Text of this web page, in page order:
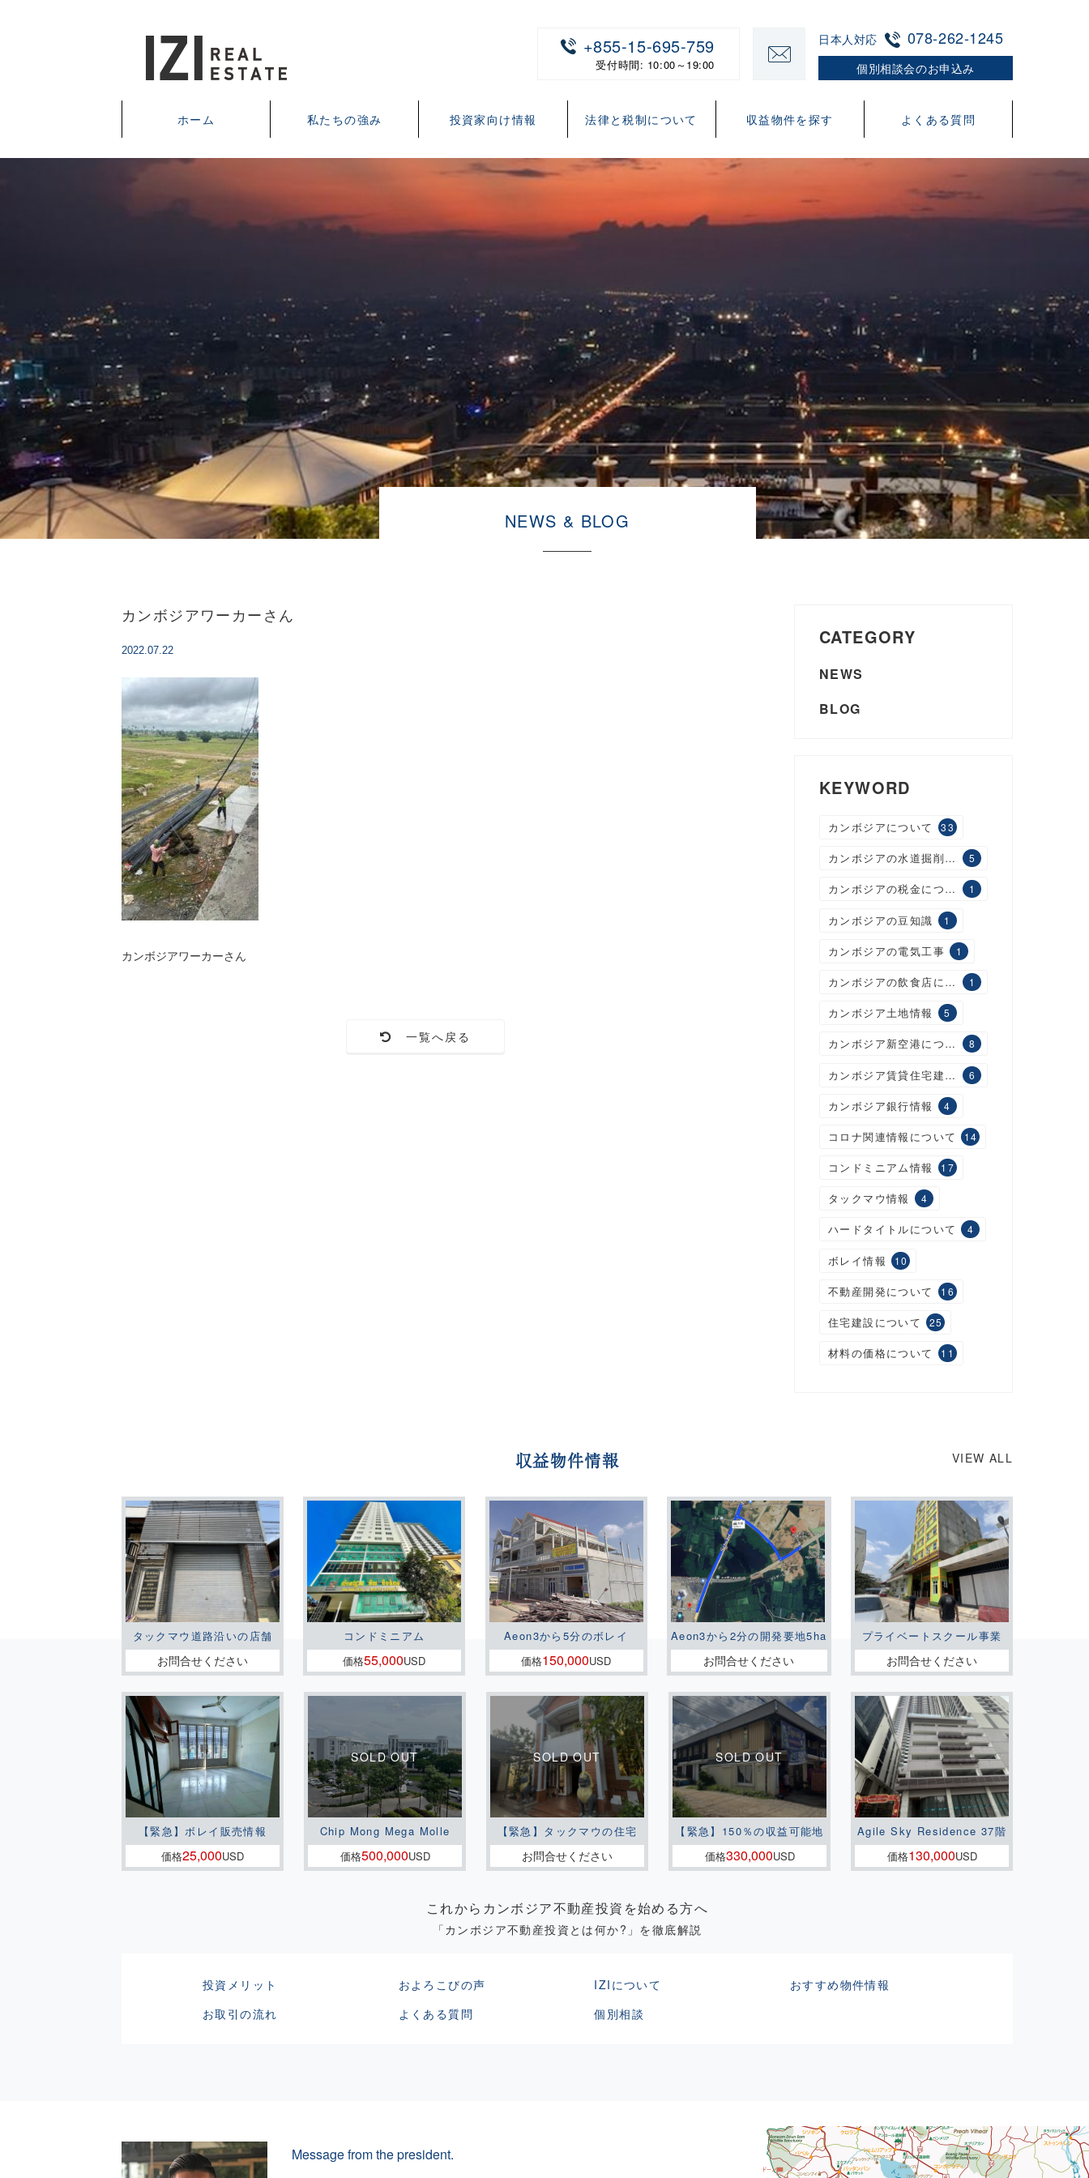
日本人対応 078-262-1245
個別相談会のお申込み
+855-15-695-759
受付時間: 10:00～19:00
ホーム 私たちの強み 投資家向け情報 法律と税制について 収益物件を探す よくある質問
NEWS & BLOG
カンボジアワーカーさん
2022.07.22
カンボジアワーカーさん
一覧へ戻る
CATEGORY
NEWS
BLOG
KEYWORD
カンボジアについて 33
カンボジアの水道掘削工事 5
カンボジアの税金について 1
カンボジアの豆知識 1
カンボジアの電気工事 1
カンボジアの飲食店について 1
カンボジア土地情報 5
カンボジア新空港について 8
カンボジア賃貸住宅建設について 6
カンボジア銀行情報 4
コロナ関連情報について 14
コンドミニアム情報 17
タックマウ情報 4
ハードタイトルについて 4
ボレイ情報 10
不動産開発について 16
住宅建設について 25
材料の価格について 11
収益物件情報 VIEW ALL
タックマウ道路沿いの店舗
お問合せください
コンドミニアム
価格55,000USD
Aeon3から5分のボレイ
価格150,000USD
Aeon3から2分の開発要地5ha
お問合せください
プライベートスクール事業
お問合せください
【緊急】ボレイ販売情報
価格25,000USD
Chip Mong Mega Molle
価格500,000USD
【緊急】タックマウの住宅
お問合せください
【緊急】150％の収益可能地
価格330,000USD
Agile Sky Residence 37階
価格130,000USD
これからカンボジア不動産投資を始める方へ
「カンボジア不動産投資とは何か?」を徹底解説
投資メリット およろこびの声 IZIについて
おすすめ物件情報
お取引の流れ
よくある質問 個別相談
Message from the president.